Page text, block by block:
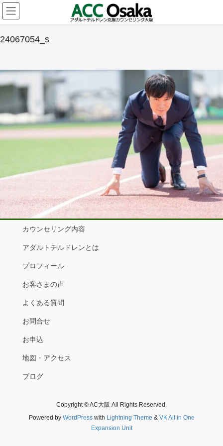
コ
ン
テ
ン
ッ
ナ
ビ
ゲ
ー
移
24067054_s
カウンセリング内容
アダルトチルドレンとは
プロフィール
お客さまの声
よくある質問
お問合せ
お申込
地図・アクセス
ブログ
Copyright © AC大阪 All Rights Reserved.
Powered by WordPresswith Lightning Theme & VK All in One
Expansion Unit